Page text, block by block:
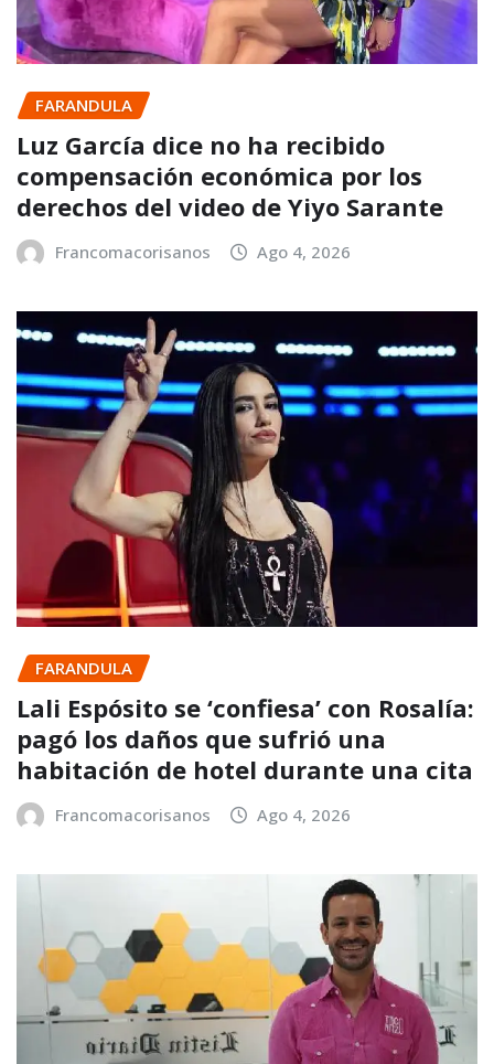
FARANDULA
Luz García dice no ha recibido
compensación económica por los
derechos del video de Yiyo Sarante
Francomacorisanos Ago 4, 2026
FARANDULA
Lali Espósito se ‘confiesa’ con Rosalía:
pagó los daños que sufrió una
habitación de hotel durante una cita
Francomacorisanos Ago 4, 2026